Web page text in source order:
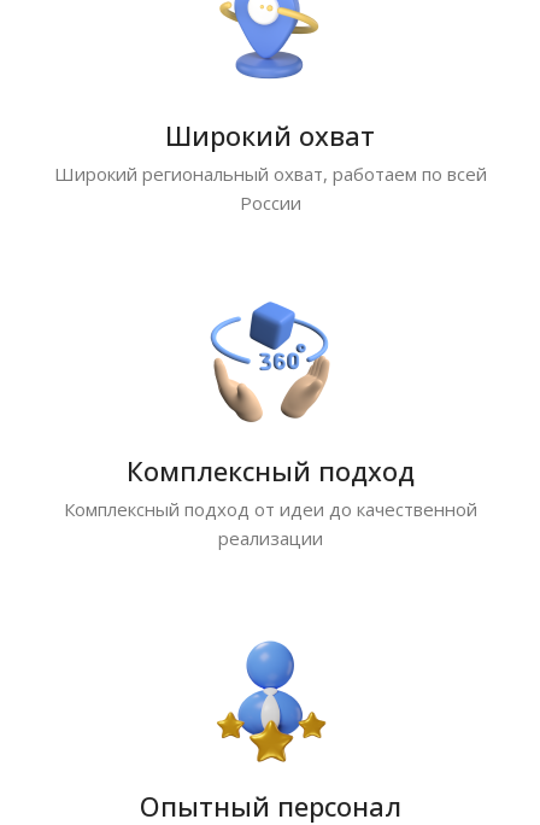
Широкий охват
Широкий региональный охват, работаем по всей
России
Комплексный подход
Комплексный подход от идеи до качественной
реализации
Опытный персонал